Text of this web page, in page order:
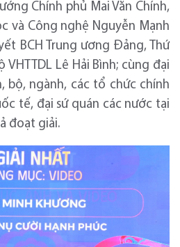
Chính phủ Mai Văn Chính,
và Công nghệ Nguyễn Mạnh
BCH Trung ương Đảng, Thứ
Lê Hải Bình; cùng đại
bộ, ngành, các tổ chức chính
tế, đại sứ quán các nước tại
đoạt giải.